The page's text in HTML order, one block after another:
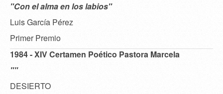
"Con el alma en los labios"
Luis García Pérez
Primer Premio
1984 - XIV Certamen Poético Pastora Marcela
""
DESIERTO